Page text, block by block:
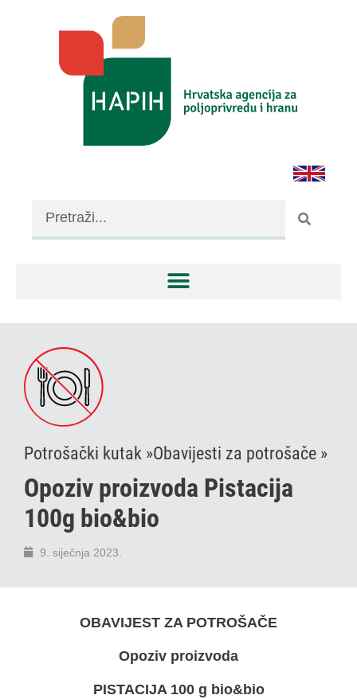
Potrošački kutak »Obavijesti za potrošače »
Opoziv proizvoda Pistacija
100g bio&bio
9. siječnja 2023.
OBAVIJEST ZA POTROŠAČE
Opoziv proizvoda
PISTACIJA 100 g bio&bio